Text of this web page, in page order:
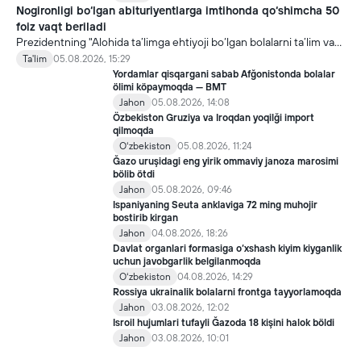
Nogironligi bo‘lgan abituriyentlarga imtihonda qo‘shimcha 50
foiz vaqt beriladi
Prezidentning "Alohida ta’limga ehtiyoji bo‘lgan bolalarni ta’lim va
ijtimoiy xizmatlar bilan qamrab olish tizimini takomillashtirish
bo‘yicha qo‘shimcha chora-tadbirlar to‘g‘risida"gi qarori bilan
inklyuziv ta’lim sohasida qator yangi mexanizmlar joriy etilmoqda.
Ta'lim 05.08.2026, 15:29
Yordamlar qisqargani sabab Afğonistonda bolalar
ölimi köpaymoqda — BMT
Jahon
05.08.2026, 14:08
Özbekiston Gruziya va Iroqdan yoqilği import
qilmoqda
Oʻzbekiston
05.08.2026, 11:24
Ğazo uruşidagi eng yirik ommaviy janoza marosimi
bölib ötdi
Jahon
05.08.2026, 09:46
Ispaniyaning Seuta anklaviga 72 ming muhojir
bostirib kirgan
Jahon
04.08.2026, 18:26
Davlat organlari formasiga o‘xshash kiyim kiyganlik
uchun javobgarlik belgilanmoqda
Oʻzbekiston
04.08.2026, 14:29
Rossiya ukrainalik bolalarni frontga tayyorlamoqda
Jahon
03.08.2026, 12:02
Isroil hujumlari tufayli Ğazoda 18 kişini halok böldi
Jahon
03.08.2026, 10:01